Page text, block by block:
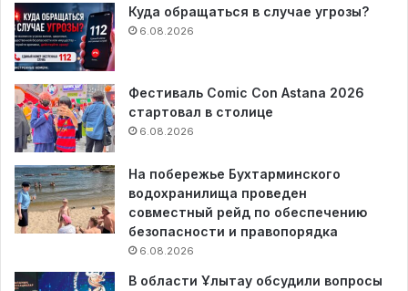
Куда обращаться в случае угрозы?
6.08.2026
Фестиваль Comic Con Astana 2026
стартовал в столице
6.08.2026
На побережье Бухтарминского
водохранилища проведен
совместный рейд по обеспечению
безопасности и правопорядка
6.08.2026
В области Ұлытау обсудили вопросы